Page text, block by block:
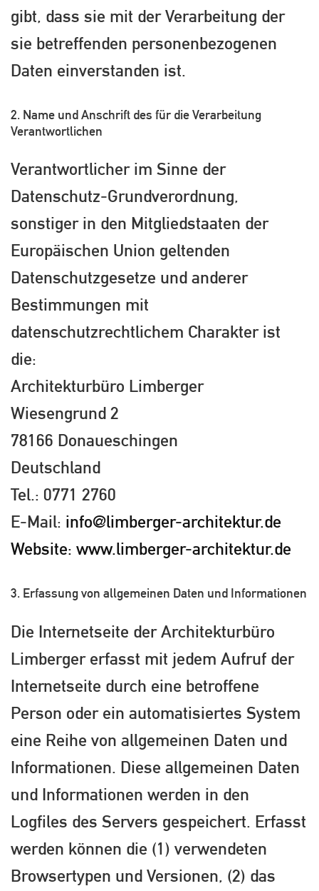
gibt, dass sie mit der Verarbeitung der
sie betreffenden personenbezogenen
Daten einverstanden ist.
2. Name und Anschrift des für die Verarbeitung
Verantwortlichen
Verantwortlicher im Sinne der
Datenschutz-Grundverordnung,
sonstiger in den Mitgliedstaaten der
Europäischen Union geltenden
Datenschutzgesetze und anderer
Bestimmungen mit
datenschutzrechtlichem Charakter ist
die:
Architekturbüro Limberger
Wiesengrund 2
78166 Donaueschingen
Deutschland
Tel.: 0771 2760
E-Mail: info@limberger-architektur.de
Website: www.limberger-architektur.de
3. Erfassung von allgemeinen Daten und Informationen
Die Internetseite der Architekturbüro
Limberger erfasst mit jedem Aufruf der
Internetseite durch eine betroffene
Person oder ein automatisiertes System
eine Reihe von allgemeinen Daten und
Informationen. Diese allgemeinen Daten
und Informationen werden in den
Logfiles des Servers gespeichert. Erfasst
werden können die (1) verwendeten
Browsertypen und Versionen, (2) das